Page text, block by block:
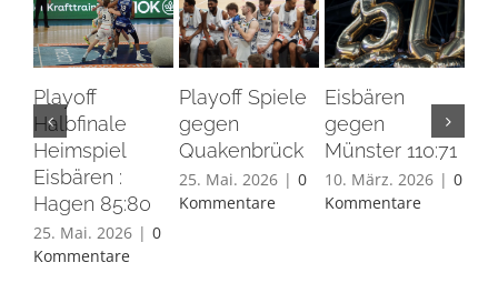
Playoff
Halbfinale
Heimspiel
Eisbären :
Hagen 85:80
25. Mai. 2026 | 0
Kommentare
Playoff Spiele
gegen
Quakenbrück
25. Mai. 2026 | 0
Kommentare
Eisbären
gegen
Münster 110:71
10. März. 2026 | 0
Kommentare